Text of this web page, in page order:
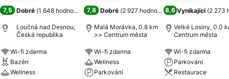
7,5 Dobré (1 648 hodnocení )
Loučná nad Desnou,
Česká republika
Wi-fi zdarma
Bazén
Wellness
7,8 Dobré (2 927 hodnocení)
Malá Morávka, 0.8 km
>> Centrum města
Wi-fi zdarma
Wellness
Parkování
8,6 Vynikající (2 273
Velké Losiny, 0.0
Centrum města
Wi-fi zdarma
Parkování
Restaurace